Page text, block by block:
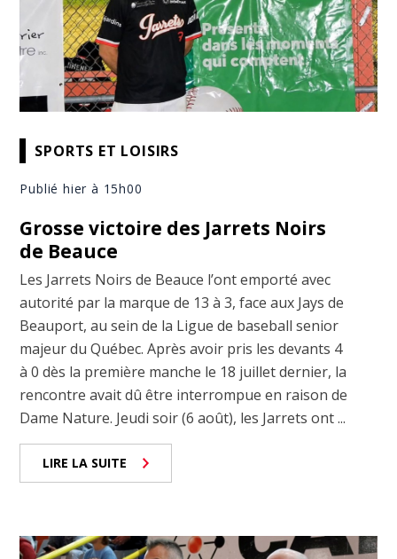
SPORTS ET LOISIRS
Publié hier à 15h00
Grosse victoire des Jarrets Noirs
de Beauce
Les Jarrets Noirs de Beauce l’ont emporté avec
autorité par la marque de 13 à 3, face aux Jays de
Beauport, au sein de la Ligue de baseball senior
majeur du Québec. Après avoir pris les devants 4
à 0 dès la première manche le 18 juillet dernier, la
rencontre avait dû être interrompue en raison de
Dame Nature. Jeudi soir (6 août), les Jarrets ont ...
LIRE LA SUITE